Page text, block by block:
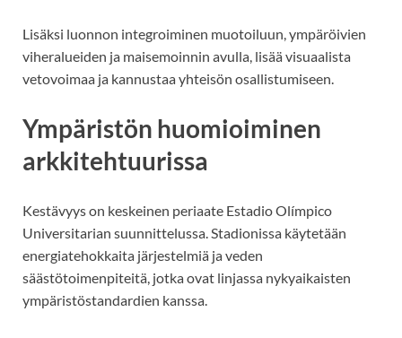
Lisäksi luonnon integroiminen muotoiluun, ympäröivien
viheralueiden ja maisemoinnin avulla, lisää visuaalista
vetovoimaa ja kannustaa yhteisön osallistumiseen.
Ympäristön huomioiminen
arkkitehtuurissa
Kestävyys on keskeinen periaate Estadio Olímpico
Universitarian suunnittelussa. Stadionissa käytetään
energiatehokkaita järjestelmiä ja veden
säästötoimenpiteitä, jotka ovat linjassa nykyaikaisten
ympäristöstandardien kanssa.